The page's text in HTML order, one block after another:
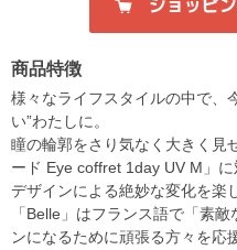
商品特徴
様々なライフスタイルの中で、
い”わたしに。
瞳の輪郭をさり気なく大きく見
ード Eye coffret 1day UV M」
デザインによる絶妙な変化を楽
「Belle」はフランス語で「素
ンになるために頑張る方々を応